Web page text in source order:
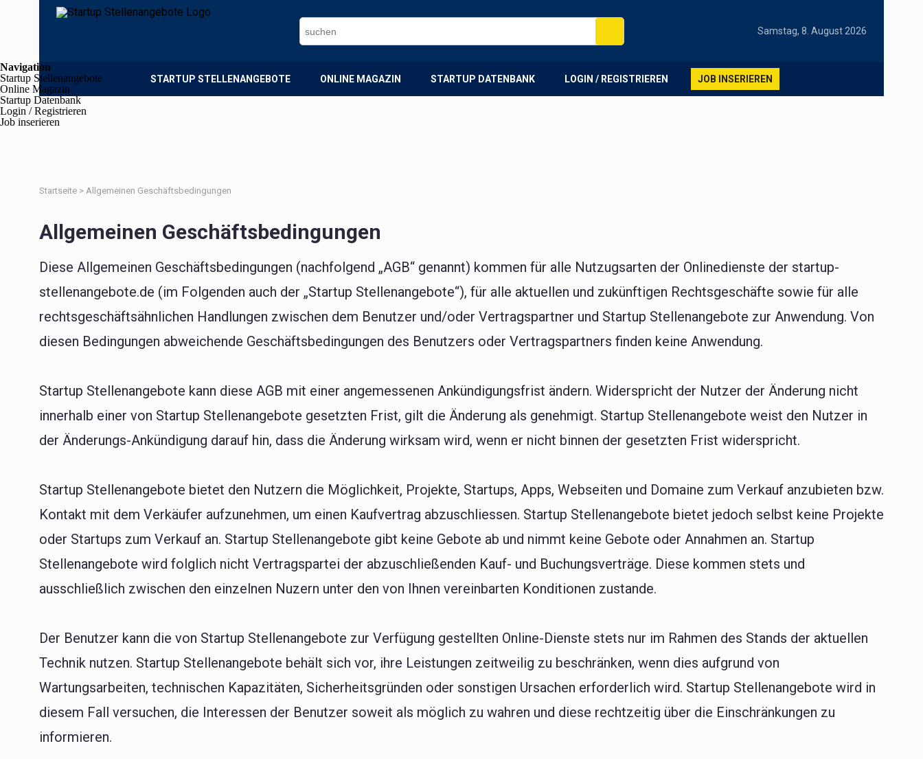
Samstag, 8. August 2026
STARTUP STELLENANGEBOTE ONLINE MAGAZIN STARTUP DATENBANK LOGIN / REGISTRIEREN JOB INSERIEREN
Navigation
Startup Stellenangebote
Online Magazin
Startup Datenbank
Login / Registrieren
Job inserieren
Startseite > Allgemeinen Geschäftsbedingungen
Allgemeinen Geschäftsbedingungen
Diese Allgemeinen Geschäftsbedingungen (nachfolgend „AGB“ genannt) kommen für alle Nutzugsarten der Onlinedienste der startup-
stellenangebote.de (im Folgenden auch der „Startup Stellenangebote“), für alle aktuellen und zukünftigen Rechtsgeschäfte sowie für alle
rechtsgeschäftsähnlichen Handlungen zwischen dem Benutzer und/oder Vertragspartner und Startup Stellenangebote zur Anwendung. Von
diesen Bedingungen abweichende Geschäftsbedingungen des Benutzers oder Vertragspartners finden keine Anwendung.
Startup Stellenangebote kann diese AGB mit einer angemessenen Ankündigungsfrist ändern. Widerspricht der Nutzer der Änderung nicht
innerhalb einer von Startup Stellenangebote gesetzten Frist, gilt die Änderung als genehmigt. Startup Stellenangebote weist den Nutzer in
der Änderungs-Ankündigung darauf hin, dass die Änderung wirksam wird, wenn er nicht binnen der gesetzten Frist widerspricht.
Startup Stellenangebote bietet den Nutzern die Möglichkeit, Projekte, Startups, Apps, Webseiten und Domaine zum Verkauf anzubieten bzw.
Kontakt mit dem Verkäufer aufzunehmen, um einen Kaufvertrag abzuschliessen. Startup Stellenangebote bietet jedoch selbst keine Projekte
oder Startups zum Verkauf an. Startup Stellenangebote gibt keine Gebote ab und nimmt keine Gebote oder Annahmen an. Startup
Stellenangebote wird folglich nicht Vertragspartei der abzuschließenden Kauf- und Buchungsverträge. Diese kommen stets und
ausschließlich zwischen den einzelnen Nuzern unter den von Ihnen vereinbarten Konditionen zustande.
Der Benutzer kann die von Startup Stellenangebote zur Verfügung gestellten Online-Dienste stets nur im Rahmen des Stands der aktuellen
Technik nutzen. Startup Stellenangebote behält sich vor, ihre Leistungen zeitweilig zu beschränken, wenn dies aufgrund von
Wartungsarbeiten, technischen Kapazitäten, Sicherheitsgründen oder sonstigen Ursachen erforderlich wird. Startup Stellenangebote wird in
diesem Fall versuchen, die Interessen der Benutzer soweit als möglich zu wahren und diese rechtzeitig über die Einschränkungen zu
informieren.